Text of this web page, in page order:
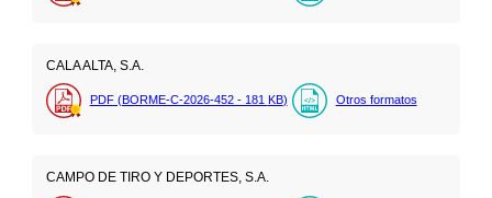
CALA ALTA, S.A.
PDF (BORME-C-2026-452 - 181 KB) Otros formatos
CAMPO DE TIRO Y DEPORTES, S.A.